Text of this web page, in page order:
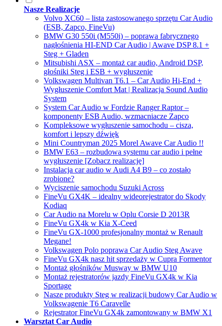
Nasze Realizacje
Volvo XC60 – lista zastosowanego sprzętu Car Audio
(ESB, Zapco, FineVu)
BMW G30 550i (M550i) – poprawa fabrycznego
nagłośnienia HI-END Car Audio | Awave DSP 8.1 +
Steg + Gladen
Mitsubishi ASX – montaż car audio, Android DSP,
głośniki Steg i ESB + wygłuszenie
Volkswagen Multivan T6.1 – Car Audio Hi-End +
Wygłuszenie Comfort Mat | Realizacja Sound Audio
System
System Car Audio w Fordzie Ranger Raptor –
komponenty ESB Audio, wzmacniacze Zapco
Kompleksowe wygłuszenie samochodu – cisza,
komfort i lepszy dźwięk
Mini Countryman 2025 Morel Awave Car Audio !!
BMW E63 – rozbudowa systemu car audio i pełne
wygłuszenie [Zobacz realizację]
Instalacja car audio w Audi A4 B9 – co zostało
zrobione?
Wyciszenie samochodu Suzuki Across
FineVu GX4K – idealny wideorejestrator do Skody
Kodiaq
Car Audio na Morelu w Oplu Corsie D 2013R
FineVu GX4k w Kia X-Ceed
FineVu GX-1000 profesjonalny montaż w Renault
Megane!
Volkswagen Polo poprawa Car Audio Steg Awave
FineVu GX4k nasz hit sprzedaży w Cupra Formentor
Montaż głośników Musway w BMW U10
Montaż rejestratorów jazdy FineVu GX4k w Kia
Sportage
Nasze produkty Steg w realizacji budowy Car Audio w
Volkswagenie T6 Caravelle
Rejestrator FineVu GX4k zamontowany w BMW X1
Warsztat Car Audio